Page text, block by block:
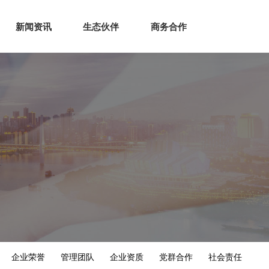
商业服务 新闻资讯 生态伙伴
新闻资讯 生态伙伴 商务合作
企业荣誉 管理团队 企业资质 党群合作 社会责任